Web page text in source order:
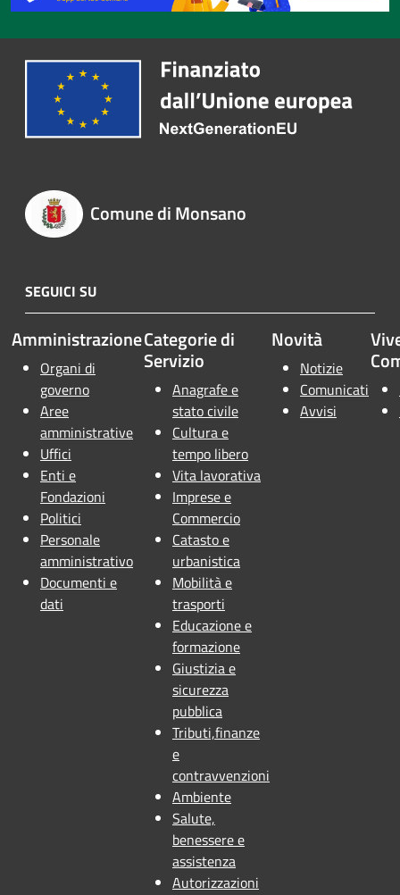
Comune di Monsano
SEGUICI SU
Amministrazione
Organi di
governo
Aree
amministrative
Uffici
Enti e
Fondazioni
Politici
Personale
amministrativo
Documenti e
dati
Categorie di
Servizio
Anagrafe e
stato civile
Cultura e
tempo libero
Vita lavorativa
Imprese e
Commercio
Catasto e
urbanistica
Mobilità e
trasporti
Educazione e
formazione
Giustizia e
sicurezza
pubblica
Tributi,finanze
e
contravvenzioni
Ambiente
Salute,
benessere e
assistenza
Autorizzazioni
Novità
Notizie
Comunicati
Avvisi